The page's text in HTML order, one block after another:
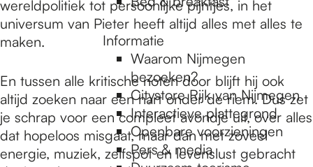
Informatie
Waarom Nijmegen
bezoeken?
Citystore Rijk van Nijmegen
Interactieve plattegrond
Openbare voorzieningen
Pers & media
wereldpolitiek tot persoonlijke pijntjes, in het
universum van Pieter heeft altijd alles met alles te
maken.
En tussen alle kritische noten door blijft hij ook
altijd zoeken naar een hart onder de riem. Dus zet
je schrap voor een compleet avondje uit, over alles
dat hopeloos misgaat, maar dan met zoveel
energie, muziek, zelfspot en levenslust gebracht